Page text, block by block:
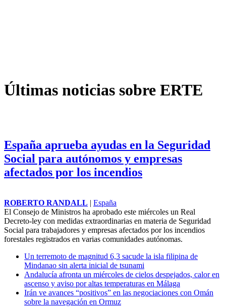
Últimas noticias sobre ERTE
España aprueba ayudas en la Seguridad
Social para autónomos y empresas
afectados por los incendios
ROBERTO RANDALL | España
El Consejo de Ministros ha aprobado este miércoles un Real
Decreto-ley con medidas extraordinarias en materia de Seguridad
Social para trabajadores y empresas afectados por los incendios
forestales registrados en varias comunidades autónomas.
Un terremoto de magnitud 6,3 sacude la isla filipina de
Mindanao sin alerta inicial de tsunami
Andalucía afronta un miércoles de cielos despejados, calor en
ascenso y aviso por altas temperaturas en Málaga
Irán ve avances “positivos” en las negociaciones con Omán
sobre la navegación en Ormuz